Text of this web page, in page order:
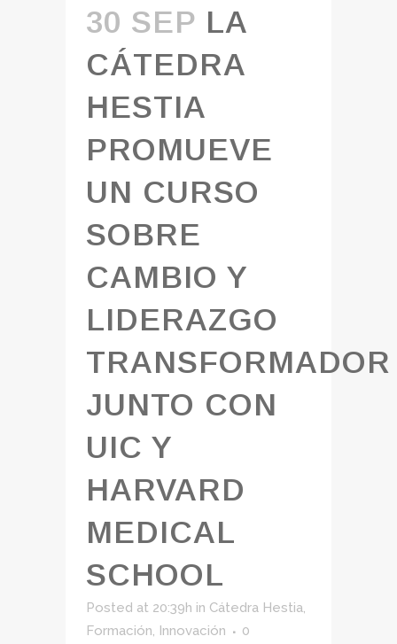
30 SEP LA
CÁTEDRA
HESTIA
PROMUEVE
UN CURSO
SOBRE
CAMBIO Y
LIDERAZGO
TRANSFORMADOR
JUNTO CON
UIC Y
HARVARD
MEDICAL
SCHOOL
Posted at 20:39h in Cátedra Hestia,
Formación, Innovación
0